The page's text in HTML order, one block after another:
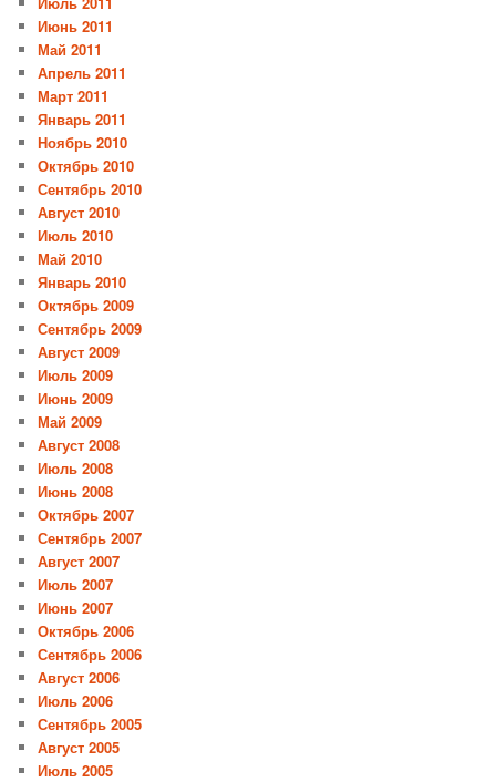
Июнь 2011
Май 2011
Апрель 2011
Март 2011
Январь 2011
Ноябрь 2010
Октябрь 2010
Сентябрь 2010
Август 2010
Июль 2010
Май 2010
Январь 2010
Октябрь 2009
Сентябрь 2009
Август 2009
Июль 2009
Июнь 2009
Май 2009
Август 2008
Июль 2008
Июнь 2008
Октябрь 2007
Сентябрь 2007
Август 2007
Июль 2007
Июнь 2007
Октябрь 2006
Сентябрь 2006
Август 2006
Июль 2006
Сентябрь 2005
Август 2005
Июль 2005